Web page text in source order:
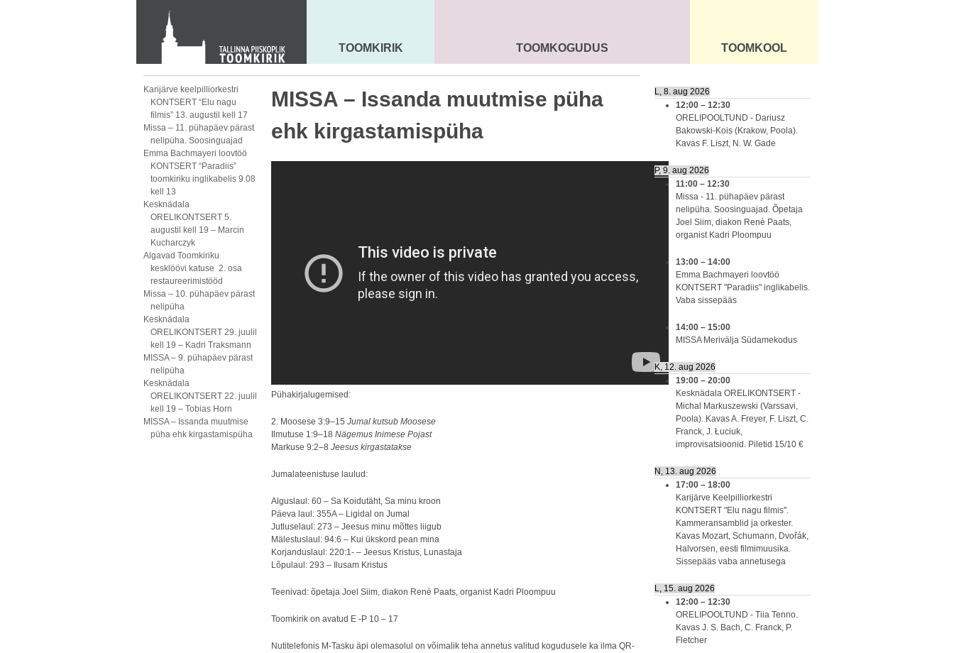
KONTAKT
Toom-Kooli 6, 10130 TALLINN
tallinna.toom@eelk.ee
MAARJA KIRIK
TOOMKIRIK SEENIORID KOGUDUS
TOOMKOGUDUS ÜLDINFO
TOOMKOOL
Karijärve keelpilliorkestri
KONTSERT “Elu nagu
filmis” 13. augustil kell 17
Missa – 11. pühapäev pärast
nelipüha. Soosinguajad
Emma Bachmayeri loovtöö
KONTSERT “Paradiis”
toomkiriku inglikabelis 9.08
kell 13
Kesknädala
ORELIKONTSERT 5.
augustil kell 19 – Marcin
Kucharczyk
Algavad Toomkiriku
kesklöövi katuse 2. osa
restaureerimistööd
Missa – 10. pühapäev pärast
nelipüha
Kesknädala
ORELIKONTSERT 29. juulil
kell 19 – Kadri Traksmann
MISSA – 9. pühapäev pärast
nelipüha
Kesknädala
ORELIKONTSERT 22. juulil
kell 19 – Tobias Horn
MISSA – Issanda muutmise
püha ehk kirgastamispüha
MISSA – Issanda muutmise püha
ehk kirgastamispüha
Pühakirjalugemised:
2. Moosese 3:9–15 Jumal kutsub Moosese
Ilmutuse 1:9–18 Nägemus Inimese Pojast
Markuse 9:2–8 Jeesus kirgastatakse
Jumalateenistuse laulud:
Alguslaul: 60 – Sa Koidutäht, Sa minu kroon
Päeva laul: 355A – Ligidal on Jumal
Jutluselaul: 273 – Jeesus minu mõttes liigub
Mälestuslaul: 94:6 – Kui ükskord pean mina
Korjanduslaul: 220:1- – Jeesus Kristus, Lunastaja
Lõpulaul: 293 – Ilusam Kristus
Teenivad: õpetaja Joel Siim, diakon Renè Paats, organist Kadri Ploompuu
Toomkirik on avatud E -P 10 – 17
Nutitelefonis M-Tasku äpi olemasolul on võimalik teha annetus valitud kogudusele ka ilma QR-
L, 8. aug 2026
12:00 – 12:30
ORELIPOOLTUND - Dariusz
Bakowski-Kois (Krakow, Poola).
Kavas F. Liszt, N. W. Gade
P, 9. aug 2026
11:00 – 12:30
Missa - 11. pühapäev pärast
nelipüha. Soosinguajad. Õpetaja
Joel Siim, diakon Renè Paats,
organist Kadri Ploompuu
13:00 – 14:00
Emma Bachmayeri loovtöö
KONTSERT "Paradiis" inglikabelis.
Vaba sissepääs
14:00 – 15:00
MISSA Merivälja Südamekodus
K, 12. aug 2026
19:00 – 20:00
Kesknädala ORELIKONTSERT -
Michal Markuszewski (Varssavi,
Poola). Kavas A. Freyer, F. Liszt, C.
Franck, J. Łuciuk,
improvisatsioonid. Piletid 15/10 €
N, 13. aug 2026
17:00 – 18:00
Karijärve Keelpilliorkestri
KONTSERT "Elu nagu filmis".
Kammeransamblid ja orkester.
Kavas Mozart, Schumann, Dvořák,
Halvorsen, eesti filmimuusika.
Sissepääs vaba annetusega
L, 15. aug 2026
12:00 – 12:30
ORELIPOOLTUND - Tiia Tenno.
Kavas J. S. Bach, C. Franck, P.
Fletcher